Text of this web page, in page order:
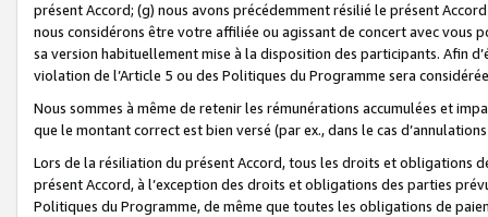
présent Accord; (g) nous avons précédemment résilié le présent
nous considérons être votre affiliée ou agissant de concert avec vous
sa version habituellement mise à la disposition des participants. Afin
violation de l’Article 5 ou des Politiques du Programme sera
Nous sommes à même de retenir les rémunérations accumulées et
que le montant correct est bien versé (par ex., dans le cas
Lors de la résiliation du présent Accord, tous les droits et obligations
présent Accord, à l’exception des droits et obligations des parties
Politiques du Programme, de même que toutes les obligations de